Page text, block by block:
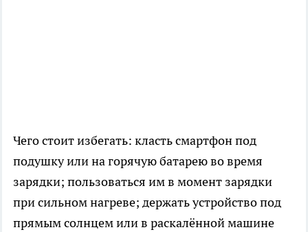
Чего стоит избегать: класть смартфон под
подушку или на горячую батарею во время
зарядки; пользоваться им в момент зарядки
при сильном нагреве; держать устройство под
прямым солнцем или в раскалённой машине